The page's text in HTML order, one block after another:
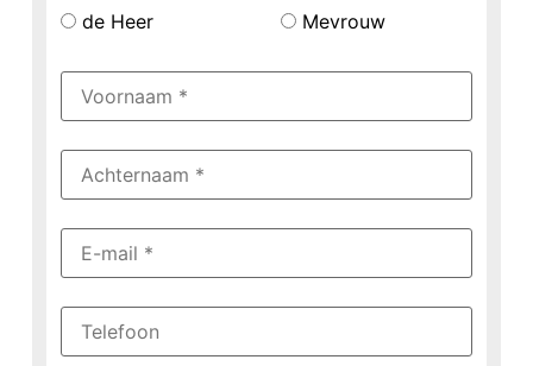
de Heer Mevrouw